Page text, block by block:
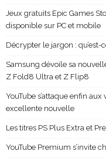
Jeux gratuits Epic Games
disponible sur PC et mobile
Décrypter le jargon : qu’est-
Samsung dévoile sa
Z Fold8 Ultra et Z Flip8
YouTube s’attaque enfin aux
excellente nouvelle
Les titres PS Plus Extra et
YouTube Premium s’invite